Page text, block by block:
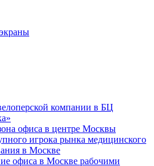
компании в БЦ
офиса в центре Москвы
игрока рынка медицинского
в Москве
офиса в Москве рабочими